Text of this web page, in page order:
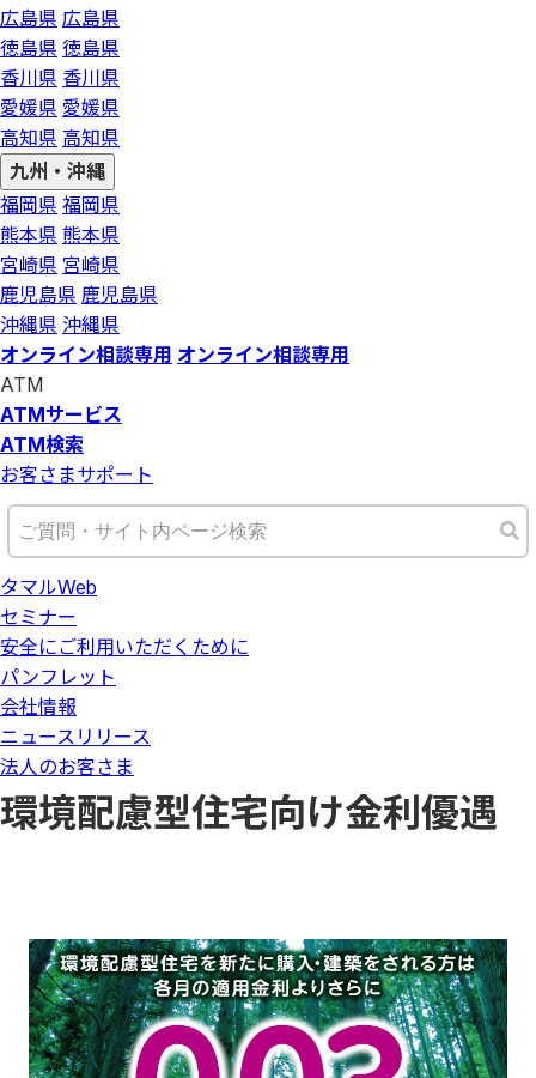
広島県 広島県
徳島県 徳島県
香川県 香川県
愛媛県 愛媛県
高知県 高知県
九州・沖縄
福岡県 福岡県
熊本県 熊本県
宮崎県 宮崎県
鹿児島県 鹿児島県
沖縄県 沖縄県
オンライン相談専用 オンライン相談専用
ATM
ATMサービス
ATM検索
お客さまサポート
タマルWeb
セミナー
安全にご利用いただくために
パンフレット
会社情報
ニュースリリース
法人のお客さま
環境配慮型住宅向け金利優遇